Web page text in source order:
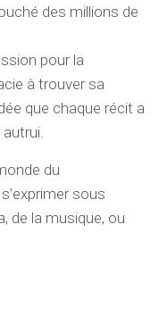
des millions de
pour la
à trouver sa
que chaque récit a
du
sous
de la musique, ou